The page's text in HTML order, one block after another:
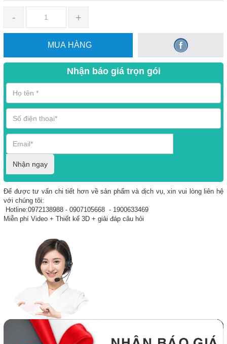
- +
MUA HÀNG
Nhận báo giá trọn gói
Nhận ngay
Để được tư vấn chi tiết hơn về sản phẩm và dịch vụ, xin vui lòng liên hệ
với chúng tôi:
Hotline:0972138988 - 0907105668 - 1900633469
Miễn phí Video + Thiết kế 3D + giải đáp câu hỏi